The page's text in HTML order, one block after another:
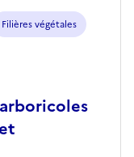
Filières végétales